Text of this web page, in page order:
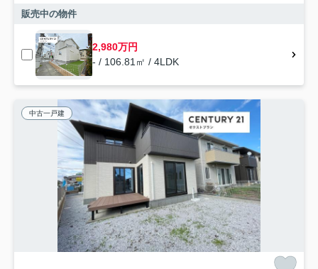
販売中の物件
2,980万円
- / 106.81㎡ / 4LDK
中古一戸建